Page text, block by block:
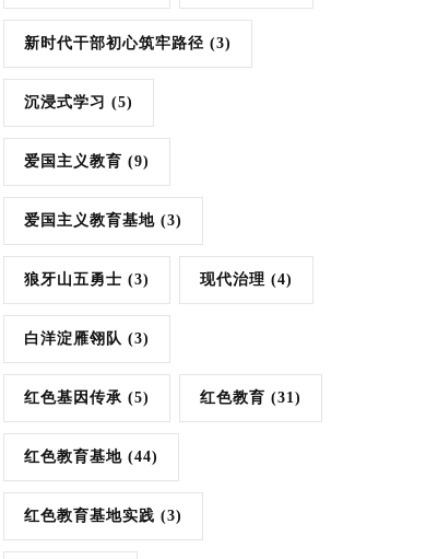
新时代干部初心筑牢路径 (3)
沉浸式学习 (5)
爱国主义教育 (9)
爱国主义教育基地 (3)
狼牙山五勇士 (3) 现代治理 (4)
白洋淀雁翎队 (3)
红色基因传承 (5) 红色教育 (31)
红色教育基地 (44)
红色教育基地实践 (3)